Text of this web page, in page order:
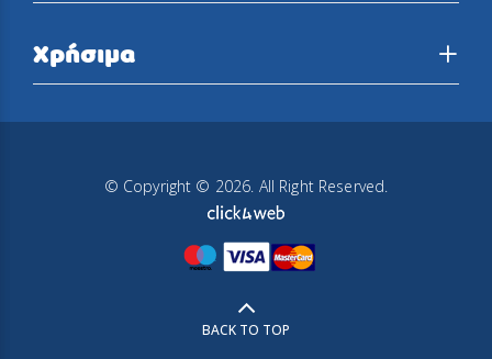
Χρήσιμα
© Copyright © 2026. All Right Reserved.
BACK TO TOP